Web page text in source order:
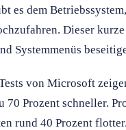
es dem
Dieser
Systemmenüs
von Microsoft
70 Prozent schneller.
rund 40 Prozent